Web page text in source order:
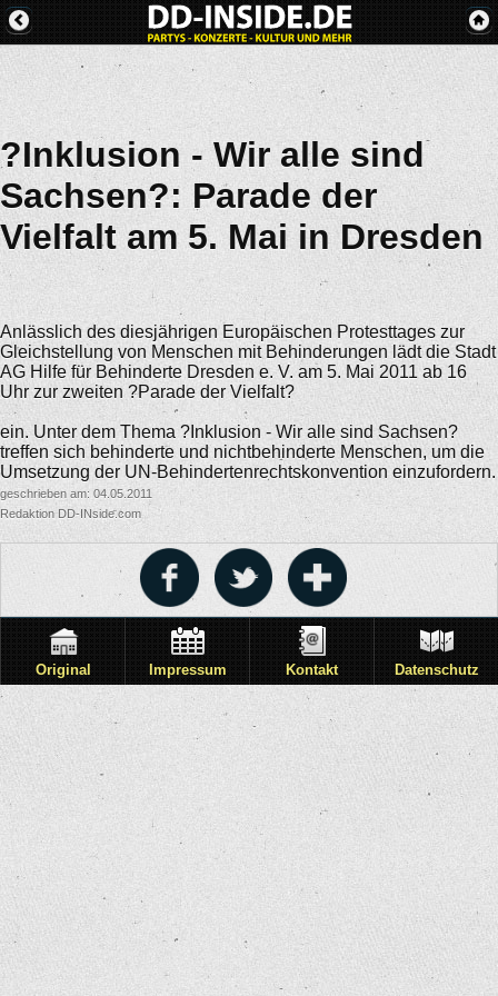
?Inklusion - Wir alle sind
Sachsen?: Parade der
Vielfalt am 5. Mai in Dresden
Anlässlich des diesjährigen Europäischen Protesttages zur
Gleichstellung von Menschen mit Behinderungen lädt die Stadt
AG Hilfe für Behinderte Dresden e. V. am 5. Mai 2011 ab 16
Uhr zur zweiten ?Parade der Vielfalt?
ein. Unter dem Thema ?Inklusion - Wir alle sind Sachsen?
treffen sich behinderte und nichtbehinderte Menschen, um die
Umsetzung der UN-Behindertenrechtskonvention einzufordern.
geschrieben am: 04.05.2011
Redaktion DD-INside.com
Original Impressum Kontakt Datenschutz